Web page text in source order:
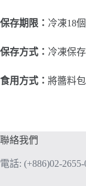
保存期限： 冷凍18
保存方式： 冷凍保
食用方式： 將醬料
聯絡我們
電話: (+886)02-2655-